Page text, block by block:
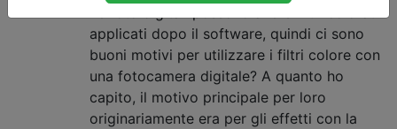
applicati dopo il software, quindi ci sono
buoni motivi per utilizzare i filtri colore con
una fotocamera digitale? A quanto ho
capito, il motivo principale per loro
originariamente era per gli effetti con la